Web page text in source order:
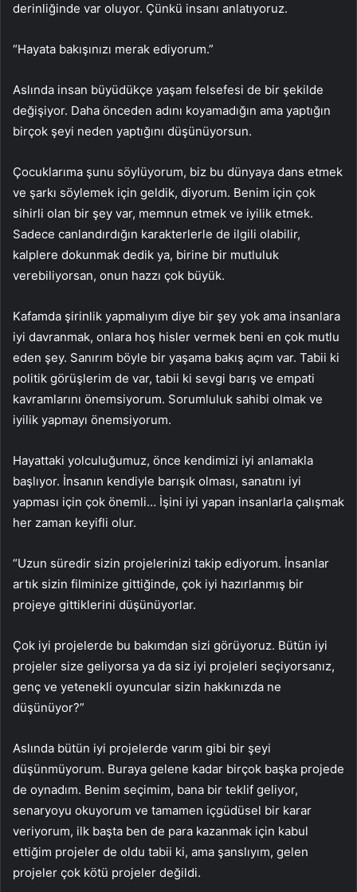
derinliğinde var oluyor. Çünkü insanı anlatıyoruz.
“Hayata bakışınızı merak ediyorum.”
Aslında insan büyüdükçe yaşam felsefesi de bir şekilde
değişiyor. Daha önceden adını koyamadığın ama yaptığın
birçok şeyi neden yaptığını düşünüyorsun.
Çocuklarıma şunu söylüyorum, biz bu dünyaya dans etmek
ve şarkı söylemek için geldik, diyorum. Benim için çok
sihirli olan bir şey var, memnun etmek ve iyilik etmek.
Sadece canlandırdığın karakterlerle de ilgili olabilir,
kalplere dokunmak dedik ya, birine bir mutluluk
verebiliyorsan, onun hazzı çok büyük.
Kafamda şirinlik yapmalıyım diye bir şey yok ama insanlara
iyi davranmak, onlara hoş hisler vermek beni en çok mutlu
eden şey. Sanırım böyle bir yaşama bakış açım var. Tabii ki
politik görüşlerim de var, tabii ki sevgi barış ve empati
kavramlarını önemsiyorum. Sorumluluk sahibi olmak ve
iyilik yapmayı önemsiyorum.
Hayattaki yolculuğumuz, önce kendimizi iyi anlamakla
başlıyor. İnsanın kendiyle barışık olması, sanatını iyi
yapması için çok önemli… İşini iyi yapan insanlarla çalışmak
her zaman keyifli olur.
“Uzun süredir sizin projelerinizi takip ediyorum. İnsanlar
artık sizin filminize gittiğinde, çok iyi hazırlanmış bir
projeye gittiklerini düşünüyorlar.
Çok iyi projelerde bu bakımdan sizi görüyoruz. Bütün iyi
projeler size geliyorsa ya da siz iyi projeleri seçiyorsanız,
genç ve yetenekli oyuncular sizin hakkınızda ne
düşünüyor?”
Aslında bütün iyi projelerde varım gibi bir şeyi
düşünmüyorum. Buraya gelene kadar birçok başka projede
de oynadım. Benim seçimim, bana bir teklif geliyor,
senaryoyu okuyorum ve tamamen içgüdüsel bir karar
veriyorum, ilk başta ben de para kazanmak için kabul
ettiğim projeler de oldu tabii ki, ama şanslıyım, gelen
projeler çok kötü projeler değildi.